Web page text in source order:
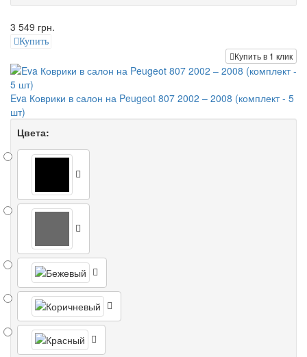
3 549 грн.
Купить
Купить в 1 клик
Eva Коврики в салон на Peugeot 807 2002 – 2008 (комплект - 5
шт)
Цвета: